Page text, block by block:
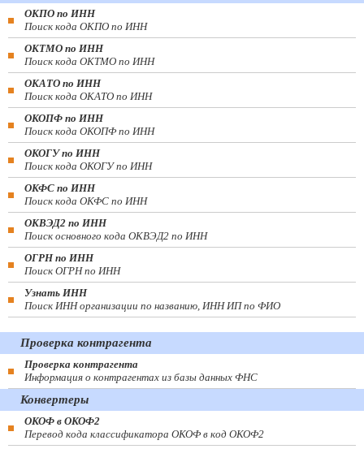
ОКПО по ИНН
Поиск кода ОКПО по ИНН
ОКТМО по ИНН
Поиск кода ОКТМО по ИНН
ОКАТО по ИНН
Поиск кода ОКАТО по ИНН
ОКОПФ по ИНН
Поиск кода ОКОПФ по ИНН
ОКОГУ по ИНН
Поиск кода ОКОГУ по ИНН
ОКФС по ИНН
Поиск кода ОКФС по ИНН
ОКВЭД2 по ИНН
Поиск основного кода ОКВЭД2 по ИНН
ОГРН по ИНН
Поиск ОГРН по ИНН
Узнать ИНН
Поиск ИНН организации по названию, ИНН ИП по ФИО
Проверка контрагента
Проверка контрагента
Информация о контрагентах из базы данных ФНС
Конвертеры
ОКОФ в ОКОФ2
Перевод кода классификатора ОКОФ в код ОКОФ2